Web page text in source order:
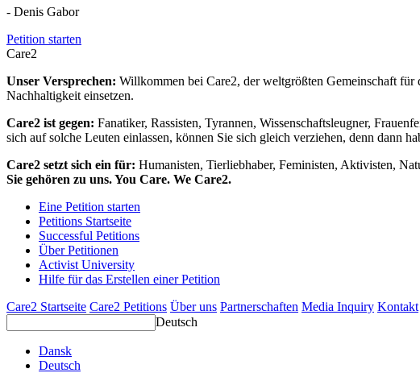
- Denis Gabor
Petition starten
Care2
Unser Versprechen: Willkommen bei Care2, der weltgrößten Gemeinschaft
Nachhaltigkeit einsetzen.
Care2 ist gegen: Fanatiker, Rassisten, Tyrannen, Wissenschaftsleugner,
sich auf solche Leuten einlassen, können Sie sich gleich verziehen, denn dann
Care2 setzt sich ein für: Humanisten, Tierliebhaber, Feministen, Aktivisten,
Sie gehören zu uns. You Care. We Care2.
Eine Petition starten
Petitions Startseite
Successful Petitions
Über Petitionen
Activist University
Hilfe für das Erstellen einer Petition
Care2 Startseite Care2 Petitions Über uns Partnerschaften Media Inquiry Kontakt
Deutsch
Dansk
Deutsch